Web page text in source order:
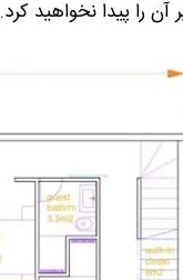
را پیدا نخواهید کرد.